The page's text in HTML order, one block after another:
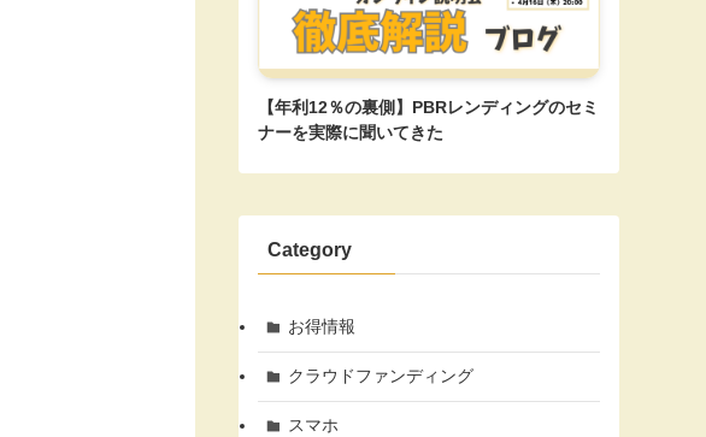
【年利12％の裏側】PBRレンディングのセミ
ナーを実際に聞いてきた
Category
お得情報
クラウドファンディング
スマホ